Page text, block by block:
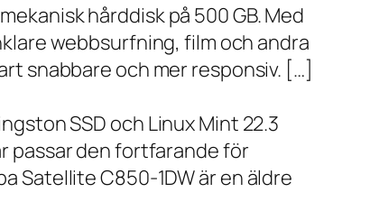
hårddisk på 500 GB. Med
webbsurfning, film och andra
snabbare och mer responsiv. […]
SSD och Linux Mint 22.3
passar den fortfarande för
Satellite C850-1DW är en äldre